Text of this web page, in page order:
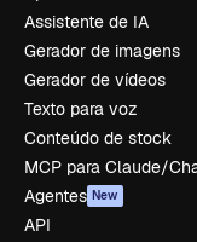
Assistente de IA
Gerador de imagens
Gerador de vídeos
Texto para voz
Conteúdo de stock
MCP para Claude/
Agentes New
API